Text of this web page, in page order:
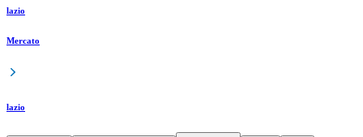
lazio
Mercato
lazio